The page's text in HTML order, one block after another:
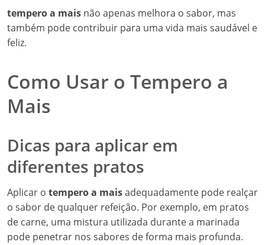
tempero a mais não apenas melhora o sabor, mas
também pode contribuir para uma vida mais saudável e
feliz.
Como Usar o Tempero a
Mais
Dicas para aplicar em
diferentes pratos
Aplicar o tempero a maisadequadamente pode realçar
o sabor de qualquer refeição. Por exemplo, em pratos
de carne, uma mistura utilizada durante a marinada
pode penetrar nos sabores de forma mais profunda.